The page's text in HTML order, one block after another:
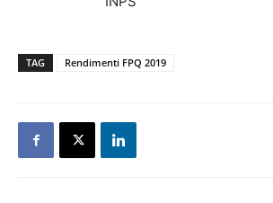
TAG Rendimenti FPQ 2019